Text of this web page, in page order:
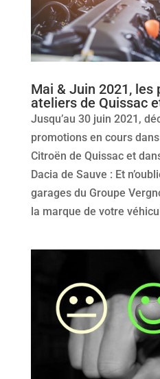
Mai & Juin 2021, les
ateliers de Quissac
Jusqu’au 30 juin 2021,
promotions en cours
Citroën de Quissac et
Dacia de Sauve : Et
garages du Groupe
la marque de votre